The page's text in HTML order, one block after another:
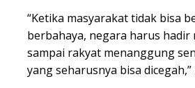
“Ketika masyarakat tidak bisa
berbahaya, negara harus
sampai rakyat menanggung
yang seharusnya bisa dicegah,”